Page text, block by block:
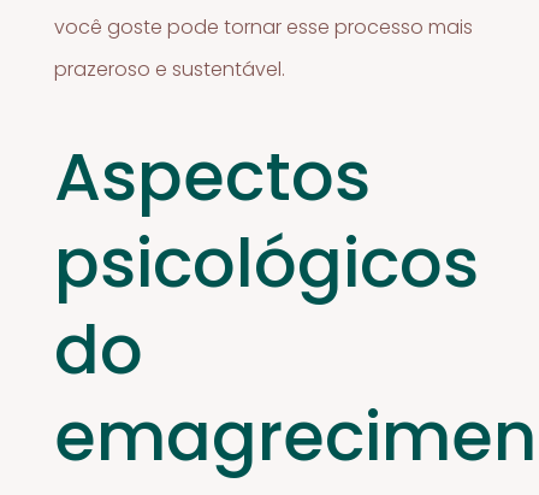
você goste pode tornar esse processo mais
prazeroso e sustentável.
Aspectos
psicológicos
do